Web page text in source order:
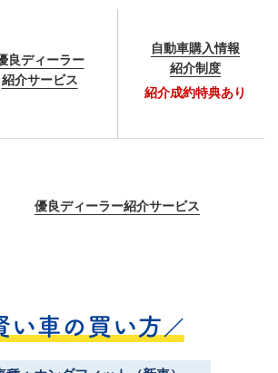
良ディーラー
紹介サービス
自動車購入情報
紹介制度
紹介成約特典あり
優良ディーラー紹介サービス